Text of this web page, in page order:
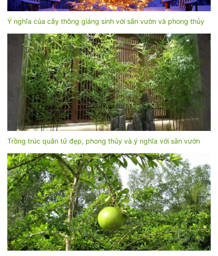
Ý nghĩa của cây thông giáng sinh với sân vườn và phong thủy
Trồng trúc quân tử đẹp, phong thủy và ý nghĩa với sân vườn